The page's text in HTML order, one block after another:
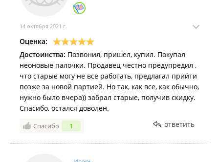
14 октября 2021 г.
Оценка:
Достоинства: Позвонил, пришел, купил. Покупал
неоновые палочки. Продавец честно предупредил ,
что старые могу не все работать, предлагал прийти
позже за новой партией. Но так, как все, как обычно,
нужно было вчера)) забрал старые, получив скидку.
Спасибо, остался доволен.
Спасибо 1 ответить